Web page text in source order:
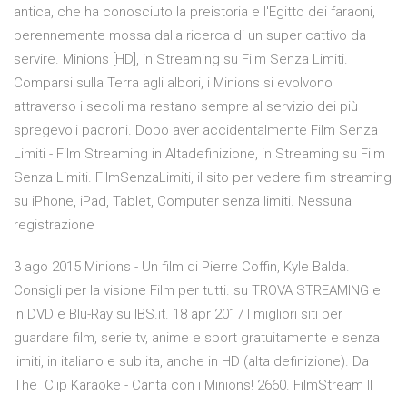
antica, che ha conosciuto la preistoria e l'Egitto dei faraoni,
perennemente mossa dalla ricerca di un super cattivo da
servire. Minions [HD], in Streaming su Film Senza Limiti.
Comparsi sulla Terra agli albori, i Minions si evolvono
attraverso i secoli ma restano sempre al servizio dei più
spregevoli padroni. Dopo aver accidentalmente Film Senza
Limiti - Film Streaming in Altadefinizione, in Streaming su Film
Senza Limiti. FilmSenzaLimiti, il sito per vedere film streaming
su iPhone, iPad, Tablet, Computer senza limiti. Nessuna
registrazione
3 ago 2015 Minions - Un film di Pierre Coffin, Kyle Balda.
Consigli per la visione Film per tutti. su TROVA STREAMING e
in DVD e Blu-Ray su IBS.it. 18 apr 2017 I migliori siti per
guardare film, serie tv, anime e sport gratuitamente e senza
limiti, in italiano e sub ita, anche in HD (alta definizione). Da
The Clip Karaoke - Canta con i Minions! 2660. FilmStream Il